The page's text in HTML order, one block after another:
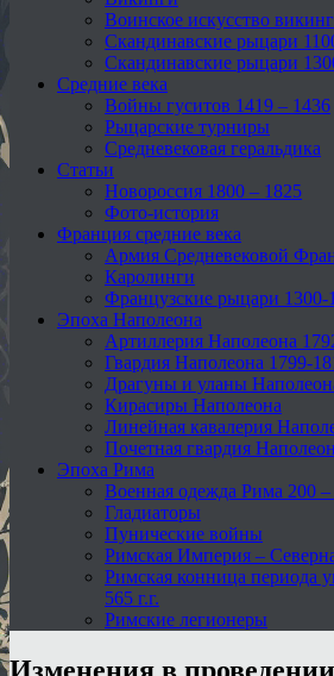
Воинское искусство
Скандинавские рыцари
Скандинавские рыцари
Средние века
Войны гуситов 1419 – 1436
Рыцарские турниры
Средневековая геральдика
Статьи
Новороссия 1800 – 1825
Фото-история
Франция средние века
Армия Средневековой
Каролинги
Французские рыцари 1300-
Эпоха Наполеона
Артиллерия Наполеона
Гвардия Наполеона 1799-
Драгуны и уланы
Кирасиры Наполеона
Линейная кавалерия
Почетная гвардия
Эпоха Рима
Военная одежда Рима 200 –
Гладиаторы
Пунические войны
Римская Империя –
Римская конница периода
565 г.г.
Римские легионеры